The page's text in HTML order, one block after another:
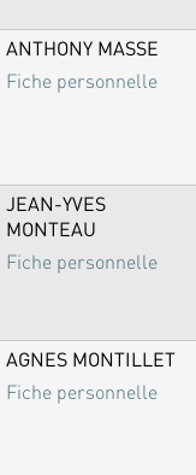
ANTHONY MASSE
Fiche personnelle
JEAN-YVES
MONTEAU
Fiche personnelle
AGNES MONTILLET
Fiche personnelle